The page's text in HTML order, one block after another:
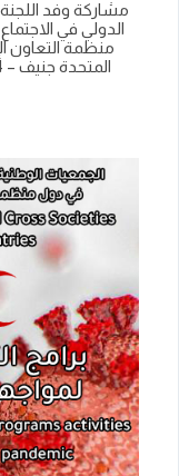
مشاركة وفد
الدولي في
منظمة التعاون
المتحدة جنيف – 24 يوليو 2026م